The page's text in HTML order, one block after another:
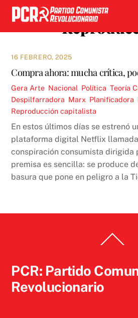
Skip
content
16 FEBRERO, 2025
Compra ahora: mucha crítica,
Gera Arte Nacional Política ,Teoría
Despilfarradora Marx Planificadora
Reproducción capitalista
En estos últimos días se estrenó
plataforma digital Netflix llamada
conspiración consumista dirigida
premisa es sencilla: se produce
basura que pone en peligro a la
To
PCR: Partido
Revolucionario